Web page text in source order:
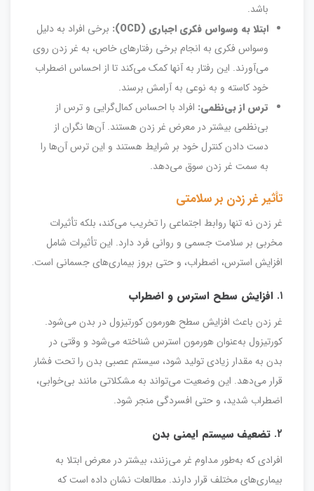
باشد.
ابتلا به وسواس فکری اجباری (OCD):
برخی افراد به دلیل
وسواس فکری به انجام برخی رفتارهای خاص، به غر زدن روی
می‌آورند. این رفتار به آنها کمک می‌کند تا از احساس اضطراب
خود کاسته و به نوعی به آرامش برسند.
ترس از بی‌نظمی: افراد با احساس کمال‌گرایی و ترس از
بی‌نظمی بیشتر در معرض غر زدن هستند. آن‌ها نگران از
دست دادن کنترل خود بر شرایط هستند و این ترس آن‌ها را
به سمت غر زدن سوق می‌دهد.
تأثیر غر زدن بر سلامتی
غر زدن نه تنها روابط اجتماعی را تخریب می‌کند، بلکه تأثیرات
مخربی بر سلامت جسمی و روانی فرد دارد. این تأثیرات شامل
افزایش استرس، اضطراب، و حتی بروز بیماری‌های جسمانی است.
۱. افزایش سطح استرس و اضطراب
غر زدن باعث افزایش سطح هورمون کورتیزول در بدن می‌شود.
کورتیزول به‌عنوان هورمون استرس شناخته می‌شود و وقتی در
بدن به مقدار زیادی تولید شود، سیستم عصبی بدن را تحت فشار
قرار می‌دهد. این وضعیت می‌تواند به مشکلاتی مانند بی‌خوابی،
اضطراب شدید، و حتی افسردگی منجر شود.
۲. تضعیف سیستم ایمنی بدن
افرادی که به‌طور مداوم غر می‌زنند، بیشتر در معرض ابتلا به
بیماری‌های مختلف قرار دارند. مطالعات نشان داده است که